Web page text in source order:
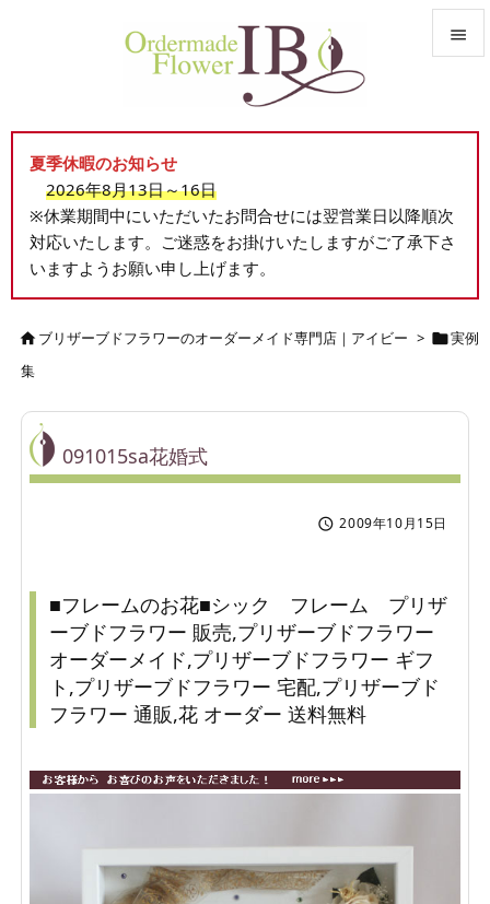


前へ

検索
夏季休暇のお知らせ
2026年8月13日～16日
※休業期間中にいただいたお問合せには翌営業日以降順次
対応いたします。ご迷惑をお掛けいたしますがご了承下さ
いますようお願い申し上げます。
ブリザーブドフラワーのオーダーメイド専門店｜アイビー > 実例
集
091015sa花婚式
 2009年10月15日
■フレームのお花■シック フレーム プリザ
ーブドフラワー 販売,プリザーブドフラワー
オーダーメイド,プリザーブドフラワー ギフ
ト,プリザーブドフラワー 宅配,プリザーブド
フラワー 通販,花 オーダー 送料無料